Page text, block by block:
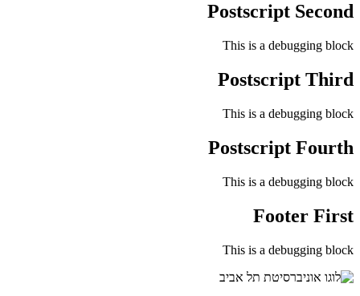
Postscript Second
This is a debugging block
Postscript Third
This is a debugging block
Postscript Fourth
This is a debugging block
Footer First
This is a debugging block